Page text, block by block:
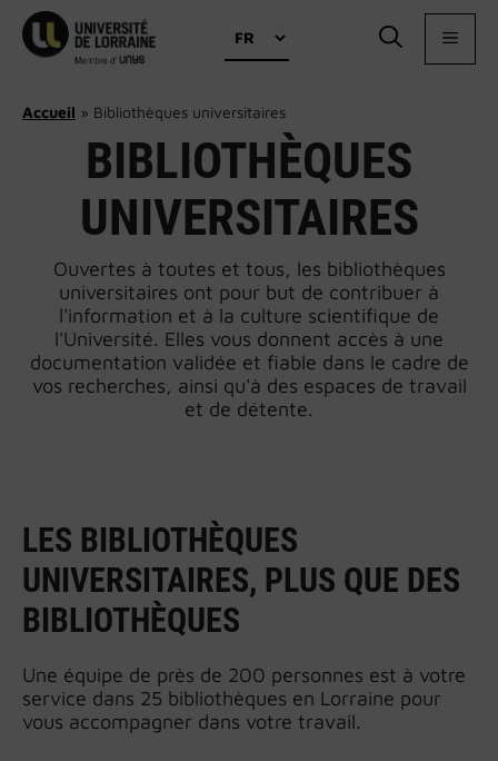
Aller
contenu
Choisir
une
Accueil » Bibliothèques universitaires
BIBLIOTHÈQUES
UNIVERSITAIRES
Ouvertes à toutes et tous, les bibliothèques
universitaires ont pour but de contribuer à
l'information et à la culture scientifique de
l'Université. Elles vous donnent accès à une
documentation validée et fiable dans le cadre de
vos recherches, ainsi qu'à des espaces de travail
et de détente.
LES BIBLIOTHÈQUES
UNIVERSITAIRES, PLUS QUE DES
BIBLIOTHÈQUES
Une équipe de près de 200 personnes est à votre
service dans 25 bibliothèques en Lorraine pour
vous accompagner dans votre travail.